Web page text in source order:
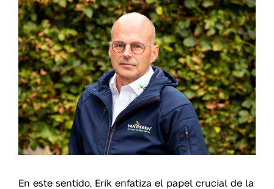
En este sentido, Erik enfatiza el papel crucial de la